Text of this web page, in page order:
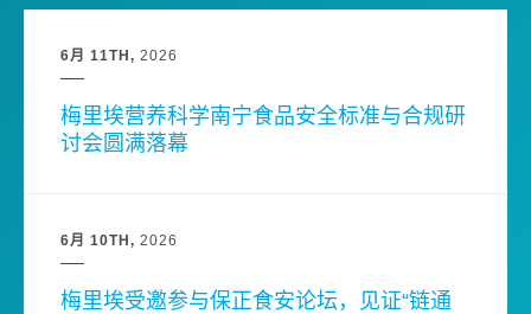
6月 11TH 2026
梅里埃营养科学南宁食品安全标准与合规研
讨会圆满落幕
6月 10TH 2026
梅里埃受邀参与保正食安论坛，见证“链通